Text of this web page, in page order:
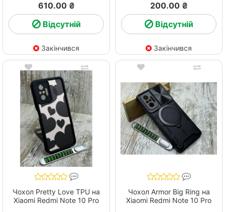
610.00 ₴
Відсутній
Закінчився
200.00 ₴
Відсутній
Закінчився
Чохол Pretty Love TPU на
Xiaomi Redmi Note 10 Pro
Чохол Armor Big Ring на
Xiaomi Redmi Note 10 Pro